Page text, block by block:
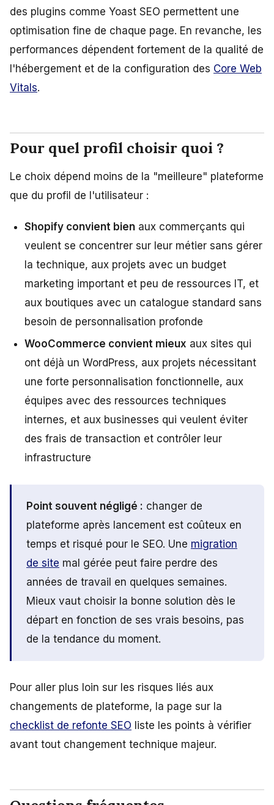
des plugins comme Yoast SEO permettent une
optimisation fine de chaque page. En revanche, les
performances dépendent fortement de la qualité de
l'hébergement et de la configuration des Core Web
Vitals.
Pour quel profil choisir quoi ?
Le choix dépend moins de la "meilleure" plateforme
que du profil de l'utilisateur :
Shopify convient bienaux commerçants qui
veulent se concentrer sur leur métier sans gérer
la technique, aux projets avec un budget
marketing important et peu de ressources IT, et
aux boutiques avec un catalogue standard sans
besoin de personnalisation profonde
WooCommerce convient mieux aux sites qui
ont déjà un WordPress, aux projets nécessitant
une forte personnalisation fonctionnelle, aux
équipes avec des ressources techniques
internes, et aux businesses qui veulent éviter
des frais de transaction et contrôler leur
infrastructure
Point souvent négligé : changer de
plateforme après lancement est coûteux en
temps et risqué pour le SEO. Une migration
de site mal gérée peut faire perdre des
années de travail en quelques semaines.
Mieux vaut choisir la bonne solution dès le
départ en fonction de ses vrais besoins, pas
de la tendance du moment.
Pour aller plus loin sur les risques liés aux
changements de plateforme, la page sur la
checklist de refonte SEO liste les points à vérifier
avant tout changement technique majeur.